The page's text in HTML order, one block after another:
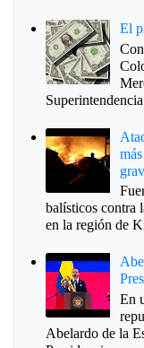
El
balísticos contra
en la región de
En
Abelardo de la